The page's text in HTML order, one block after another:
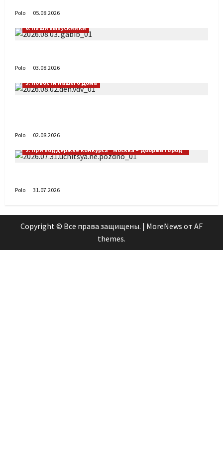
Polo
05.08.2026
6. Наши выпускники
Polo
03.08.2026
5. Новости нашего Дома
Polo
02.08.2026
2. При поддержке конкурса "Москва – Добрый город"
Polo 31.07.2026
Copyright © Все права защищены. | MoreNews от AF
themes.